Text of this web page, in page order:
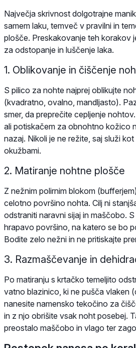
Največja skrivnost dolgotrajne
samem laku, temveč v pravilni in
plošče. Preskakovanje teh korakov
za odstopanje in luščenje laka.
1. Oblikovanje in čiščenje
S pilico za nohte najprej oblikujte
(kvadratno, ovalno, mandljasto).
smer, da preprečite cepljenje
ali potiskačem za obnohtno kožico
nazaj. Nikoli je ne režite, saj služi
okužbami.
2. Matiranje nohtne plošče
Z nežnim polirnim blokom
celotno površino nohta. Cilj ni
odstraniti naravni sijaj in maščobo.
hrapavo površino, na katero se bo
Bodite zelo nežni in ne pritiskajte
3. Razmaščevanje in
Po matiranju s krtačko temeljito
vatno blazinico, ki ne pušča vlaken
nanesite namensko tekočino za
in z njo obrišite vsak noht posebej.
preostalo maščobo in vlago ter